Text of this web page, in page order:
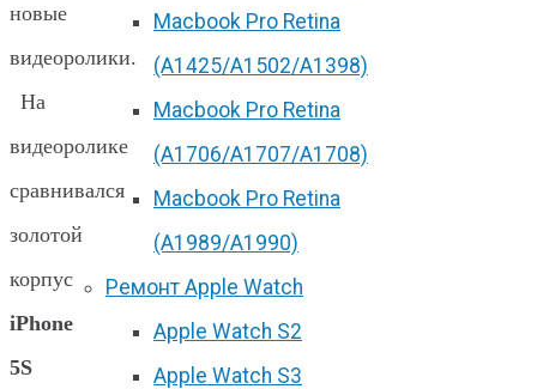
Macbook Pro Retina
(А1425/A1502/A1398)
Macbook Pro Retina
(А1706/A1707/A1708)
Macbook Pro Retina
(А1989/A1990)
Ремонт Apple Watch
Apple Watch S2
Apple Watch S3
новые
видеоролики.
На
видеоролике
сравнивался
золотой
корпус
iPhone
5S